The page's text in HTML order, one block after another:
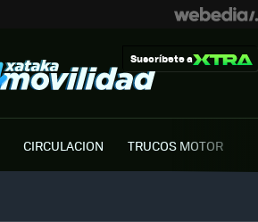
Suscríbete a
CIRCULACION TRUCOS MOTOR